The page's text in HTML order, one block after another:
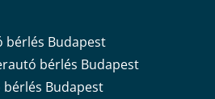
bérlés Budapest
bérlés Budapest
Budapest